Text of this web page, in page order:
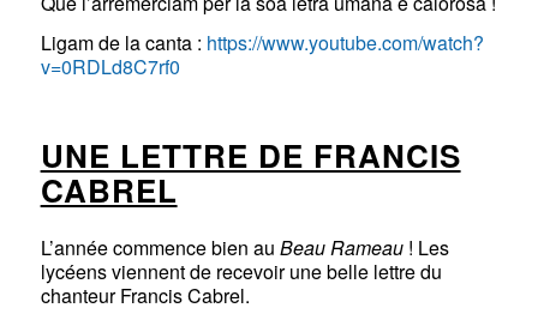
Ligam de la canta : https://www.youtube.com/watch?
v=0RDLd8C7rf0
UNE LETTRE DE FRANCIS
CABREL
L’année commence bien au Beau Rameau ! Les
lycéens viennent de recevoir une belle lettre du
chanteur Francis Cabrel.